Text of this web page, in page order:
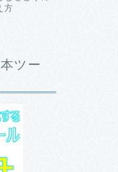
方
ツー